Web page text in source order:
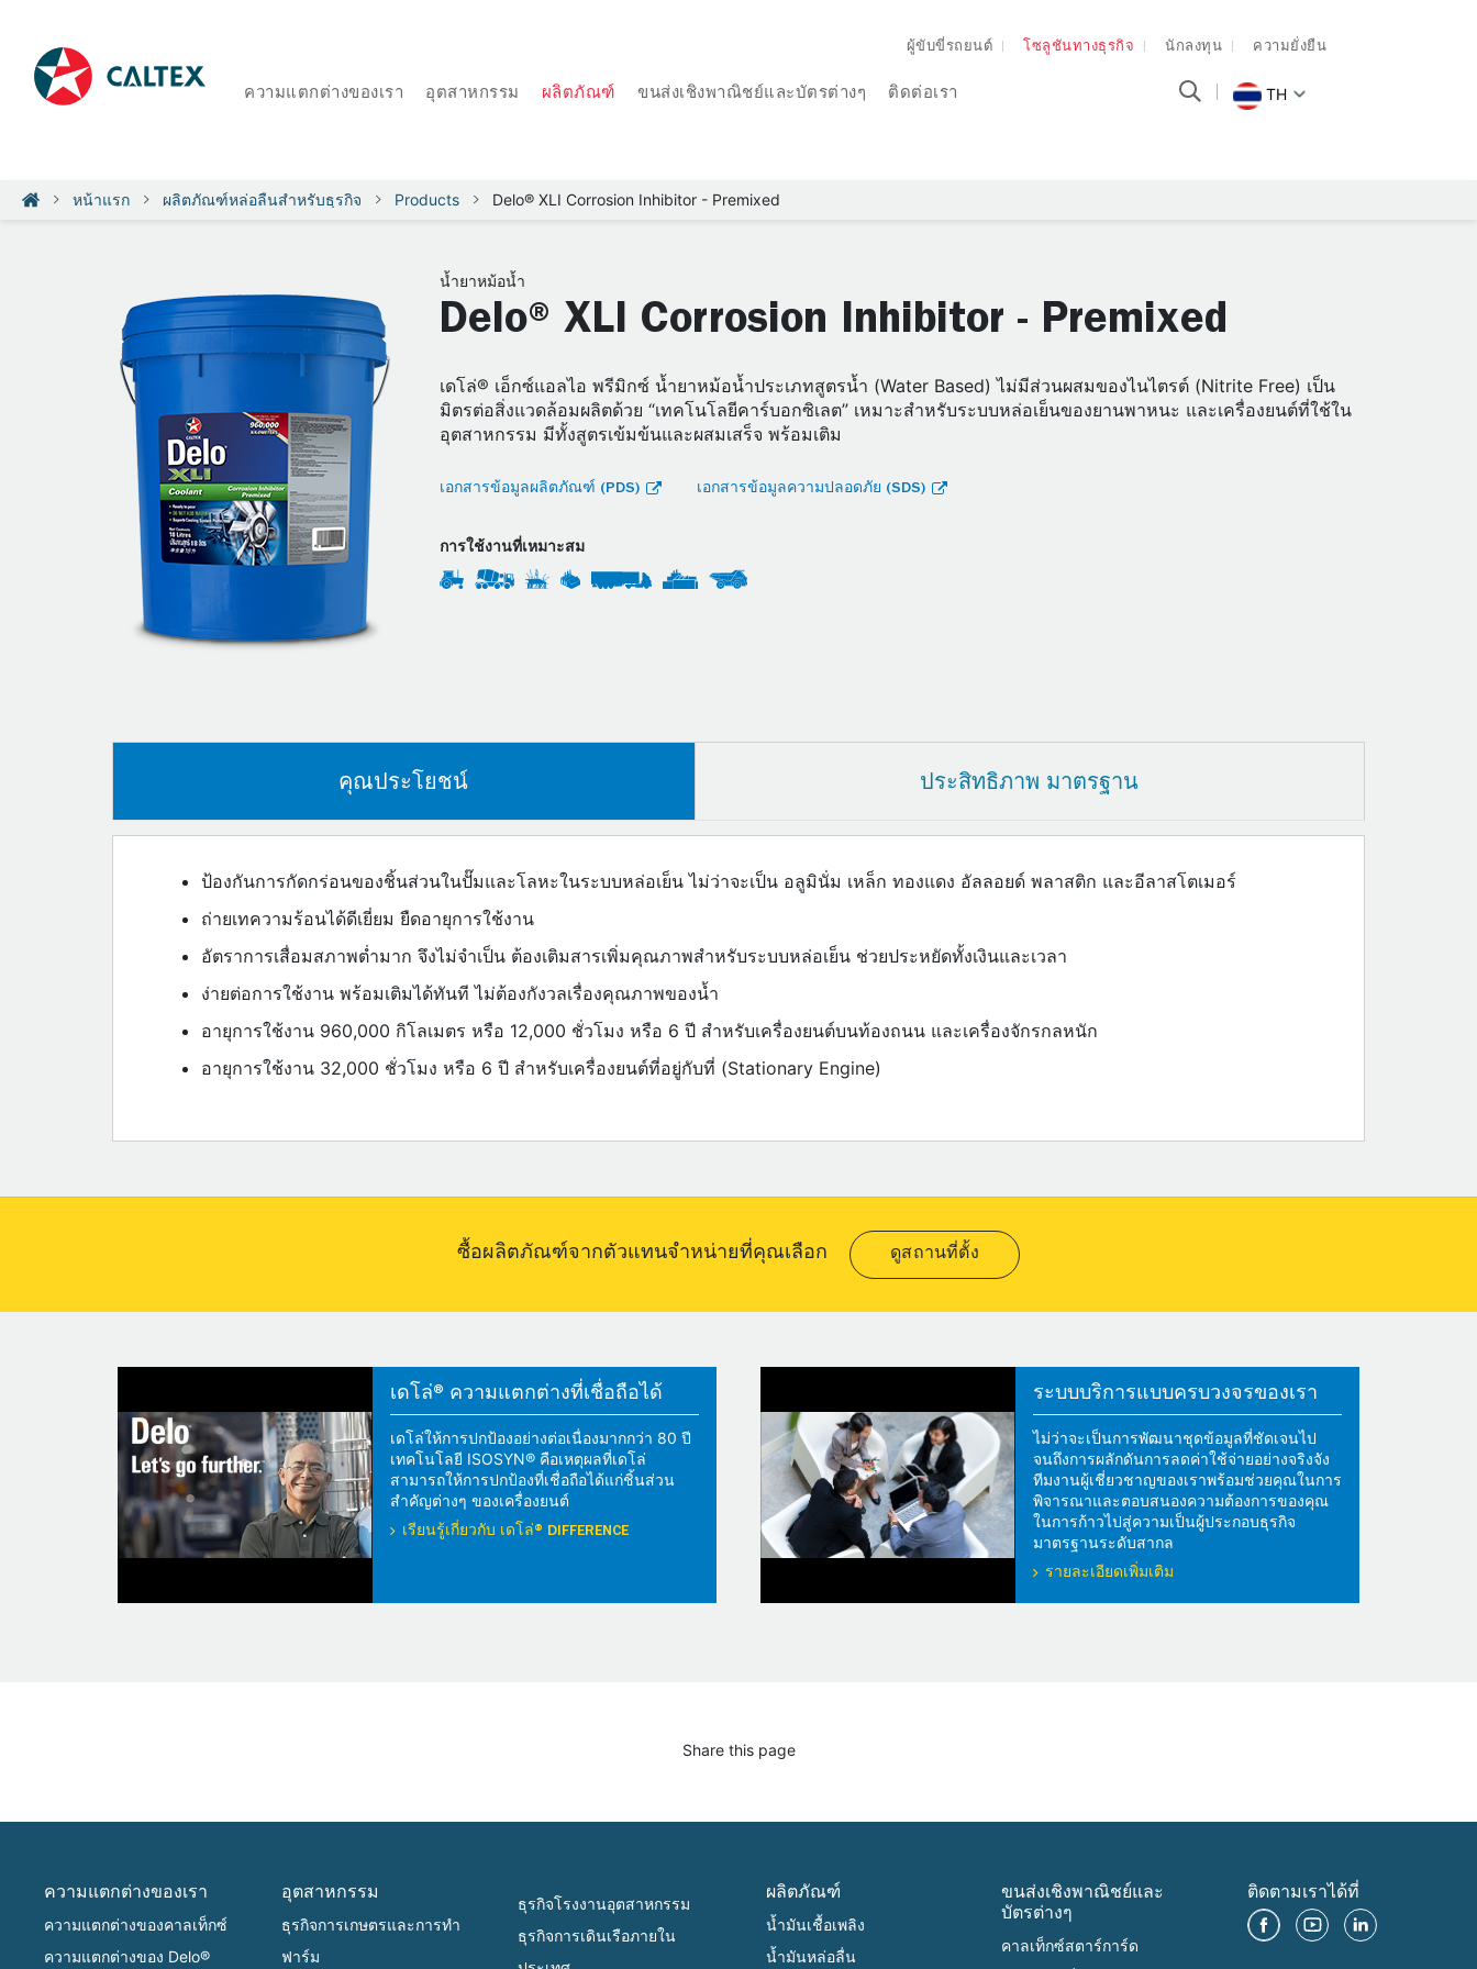
ผู้ขับขี่รถยนต์ โซลูชันทางธุรกิจ นักลงทุน ความยั่งยืน
ความแตกต่างของเรา อุตสาหกรรม ผลิตภัณฑ์ ขนส่งเชิงพาณิชย์และบัตรต่างๆ ติดต่อเรา TH
หน้าแรก ผลิตภัณฑ์หล่อลื่นสำหรับธุรกิจ Products Delo® XLI Corrosion Inhibitor - Premixed
น้ำยาหม้อน้ำ
Delo® XLI Corrosion Inhibitor - Premixed
เดโล่® เอ็กซ์แอลไอ พรีมิกซ์ น้ำยาหม้อน้ำประเภทสูตรน้ำ (Water Based) ไม่มีส่วนผสมของไนไตรต์ (Nitrite Free) เป็น
มิตรต่อสิ่งแวดล้อมผลิตด้วย “เทคโนโลยีคาร์บอกซิเลต” เหมาะสำหรับระบบหล่อเย็นของยานพาหนะ และเครื่องยนต์ที่ใช้ใน
อุตสาหกรรม มีทั้งสูตรเข้มข้นและผสมเสร็จ พร้อมเติม
เอกสารข้อมูลผลิตภัณฑ์ (PDS) เอกสารข้อมูลความปลอดภัย (SDS)
การใช้งานที่เหมาะสม
คุณประโยชน์ ประสิทธิภาพ มาตรฐาน
ป้องกันการกัดกร่อนของชิ้นส่วนในปั๊มและโลหะในระบบหล่อเย็น ไม่ว่าจะเป็น อลูมินั่ม เหล็ก ทองแดง อัลลอยด์ พลาสติก และอีลาสโตเมอร์
ถ่ายเทความร้อนได้ดีเยี่ยม ยืดอายุการใช้งาน
อัตราการเสื่อมสภาพต่ำมาก จึงไม่จําเป็น ต้องเติมสารเพิ่มคุณภาพสำหรับระบบหล่อเย็น ช่วยประหยัดทั้งเงินและเวลา
ง่ายต่อการใช้งาน พร้อมเติมได้ทันที ไม่ต้องกังวลเรื่องคุณภาพของน้ำ
อายุการใช้งาน 960,000 กิโลเมตร หรือ 12,000 ชั่วโมง หรือ 6 ปี สำหรับเครื่องยนต์บนท้องถนน และเครื่องจักรกลหนัก
อายุการใช้งาน 32,000 ชั่วโมง หรือ 6 ปี สำหรับเครื่องยนต์ที่อยู่กับที่ (Stationary Engine)
ซื้อผลิตภัณฑ์จากตัวแทนจำหน่ายที่คุณเลือก ดูสถานที่ตั้ง
เดโล่® ความแตกต่างที่เชื่อถือได้
เดโล่ให้การปกป้องอย่างต่อเนื่องมากกว่า 80 ปี
เทคโนโลยี ISOSYN® คือเหตุผลที่เดโล่
สามารถให้การปกป้องที่เชื่อถือได้แก่ชิ้นส่วน
สำคัญต่างๆ ของเครื่องยนต์
เรียนรู้เกี่ยวกับ เดโล่® DIFFERENCE
ระบบบริการแบบครบวงจรของเรา
ไม่ว่าจะเป็นการพัฒนาชุดข้อมูลที่ชัดเจนไป
จนถึงการผลักดันการลดค่าใช้จ่ายอย่างจริงจัง
ทีมงานผู้เชี่ยวชาญของเราพร้อมช่วยคุณในการ
พิจารณาและตอบสนองความต้องการของคุณ
ในการก้าวไปสู่ความเป็นผู้ประกอบธุรกิจ
มาตรฐานระดับสากล
รายละเอียดเพิ่มเติม
Share this page
ความแตกต่างของเรา
ความแตกต่างของคาลเท็กซ์
ความแตกต่างของ Delo®
อุตสาหกรรม
ธุรกิจการเกษตรและการทำ
ฟาร์ม
ธุรกิจโรงงานอุตสาหกรรม
ธุรกิจการเดินเรือภายใน
ผลิตภัณฑ์
น้ำมันเชื้อเพลิง
น้ำมันหล่อลื่น
ขนส่งเชิงพาณิชย์และ
บัตรต่างๆ
คาลเท็กซ์สตาร์การ์ด
ติดตามเราได้ที่